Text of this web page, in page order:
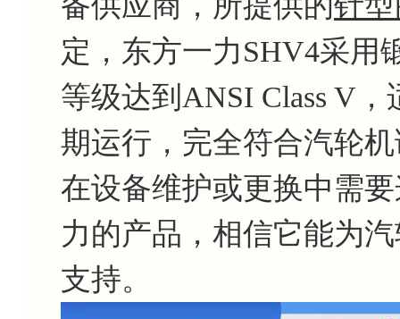
定，东方一力SHV4采用
等级达到ANSI Class V
期运行，完全符合汽轮
在设备维护或更换中需
力的产品，相信它能为
支持。